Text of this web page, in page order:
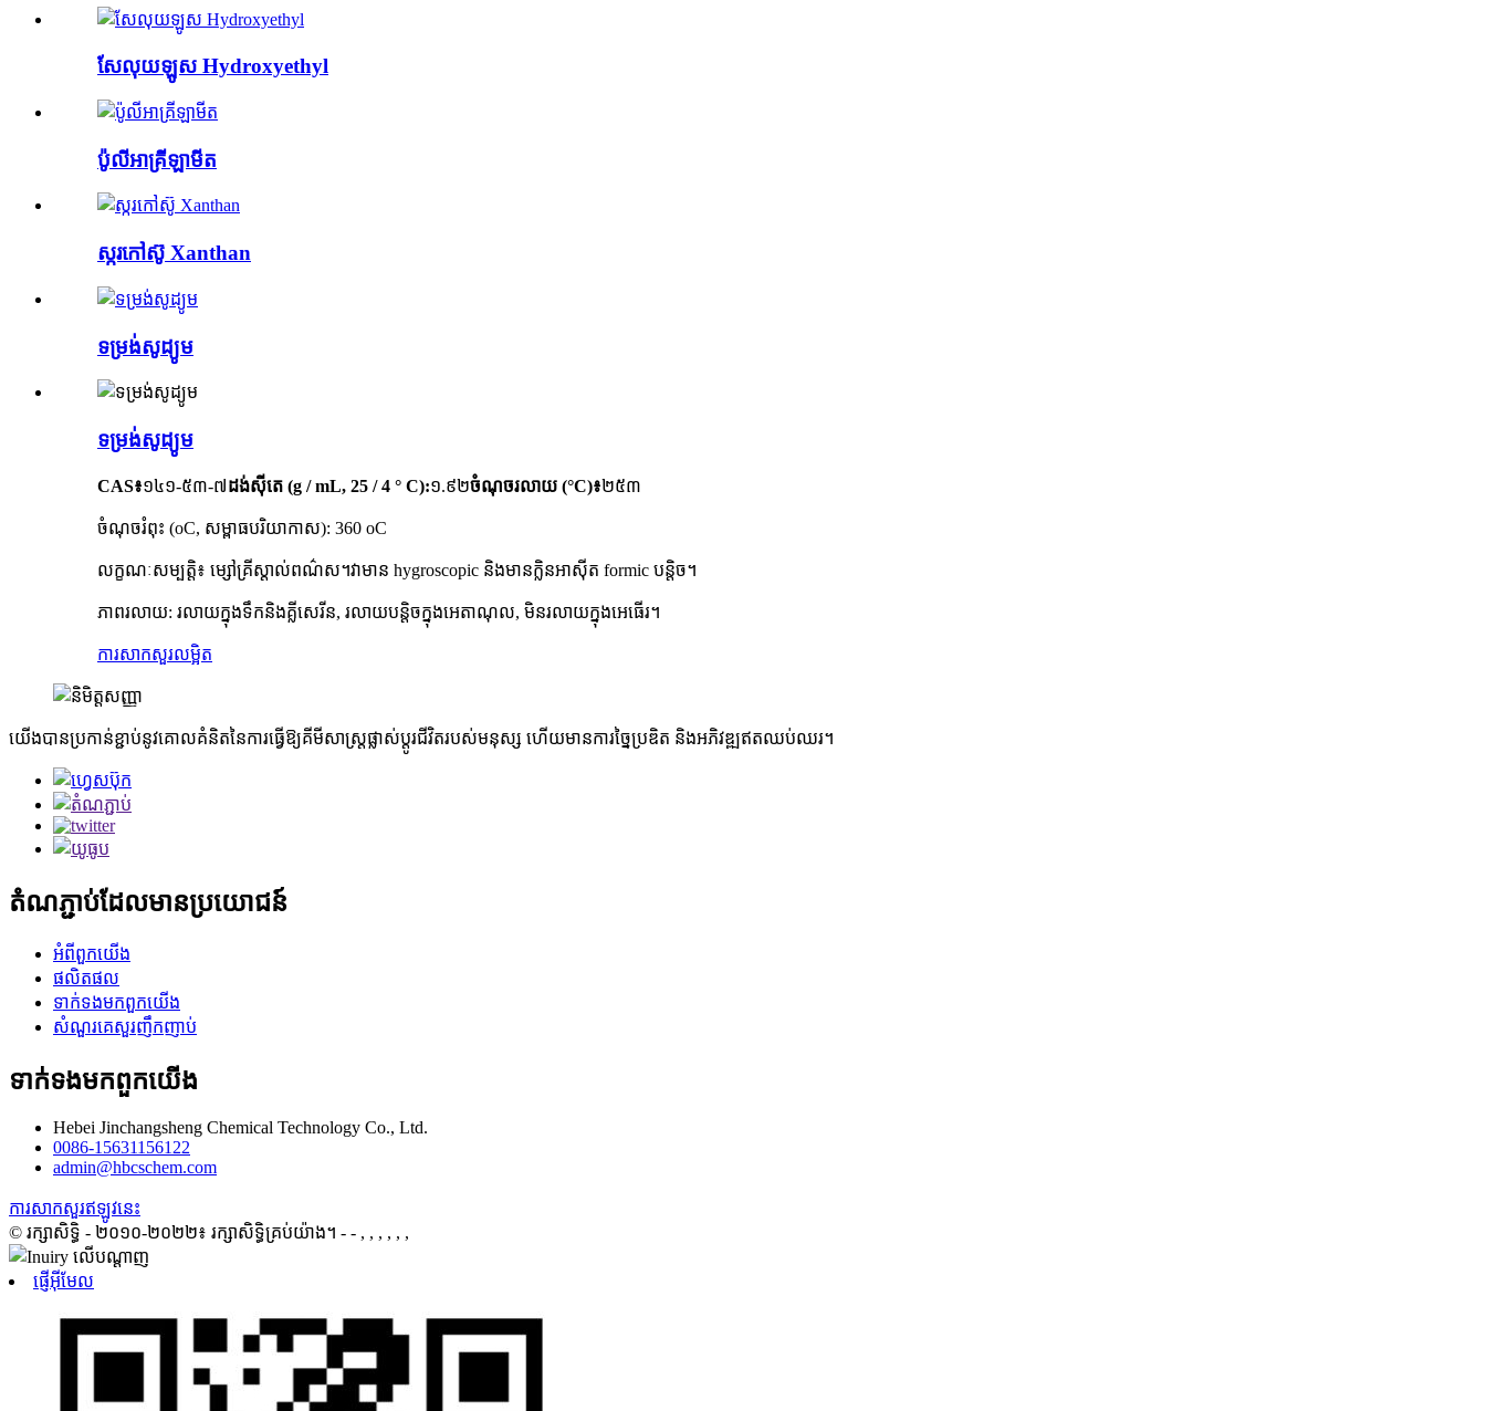
សែលុយឡូស Hydroxyethyl
ប៉ូលីអាគ្រីឡាមីត
ស្ករកៅស៊ូ Xanthan
ទម្រង់សូដ្យូម
ទម្រង់សូដ្យូម
CAS៖១៤១-៥៣-៧ ដង់ស៊ីតេ (g / mL, 25 / 4 ° C):១.៩២ចំណុចរលាយ (°C)៖២៥៣
ចំណុចរំពុះ (oC, សម្ពាធបរិយាកាស): 360 oC
លក្ខណៈសម្បត្តិ៖ ម្សៅគ្រីស្តាល់ពណ៌ស។វាមាន hygroscopic និងមានក្លិនអាស៊ីត formic បន្តិច។
ភាពរលាយ: រលាយក្នុងទឹកនិងគ្លីសេរីន, រលាយបន្តិចក្នុងអេតាណុល, មិនរលាយក្នុងអេធើរ។
ការសាកសួរលម្អិត
យើងបានប្រកាន់ខ្ជាប់នូវគោលគំនិតនៃការធ្វើឱ្យគីមីសាស្ត្រផ្លាស់ប្តូរជីវិតរបស់មនុស្ស ហើយមានការច្នៃប្រឌិត និងអភិវឌ្ឍឥតឈប់ឈរ។
តំណភ្ជាប់ដែលមានប្រយោជន៍
អំពី​ពួក​យើង
ផលិតផល
ទាក់ទង​មក​ពួក​យើង
សំណួរគេសួរញឹកញាប់
ទាក់ទង​មក​ពួក​យើង
Hebei Jinchangsheng Chemical Technology Co., Ltd.
0086-15631156122
admin@hbcschem.com
ការសាកសួរឥឡូវនេះ
© រក្សាសិទ្ធិ - ២០១០-២០២២៖ រក្សាសិទ្ធិគ្រប់យ៉ាង។ - - , , , , , ,
ផ្ញើអ៊ីមែល